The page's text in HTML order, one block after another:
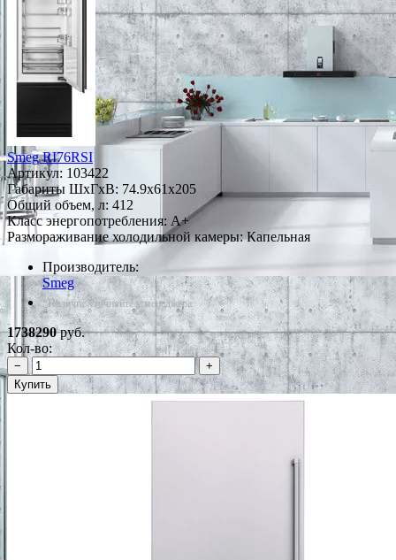
Smeg RI76RSI
Артикул: 103422
Габариты ШxГxВ: 74.9x61x205
Общий объем, л: 412
Класс энергопотребления: A+
Размораживание холодильной камеры: Капельная
Производитель:
Smeg
*Наличие уточняйте у менеджера
1738290руб.
Кол-во:
−
+
Купить